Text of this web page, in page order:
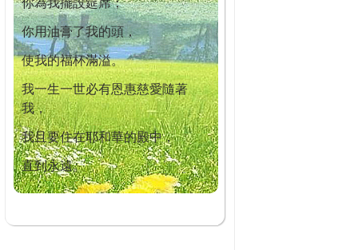
你為我擺設筵席；
你用油膏了我的頭，
使我的福杯滿溢。
我一生一世必有恩惠慈愛隨著
我，
我且要住在耶和華的殿中，
直到永遠。